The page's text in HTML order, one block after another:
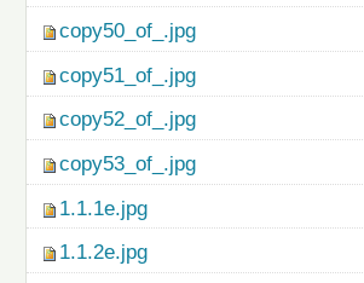
copy50_of_.jpg
copy51_of_.jpg
copy52_of_.jpg
copy53_of_.jpg
1.1.1e.jpg
1.1.2e.jpg